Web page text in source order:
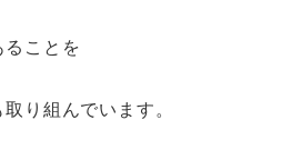
ることを
り組んでいます。